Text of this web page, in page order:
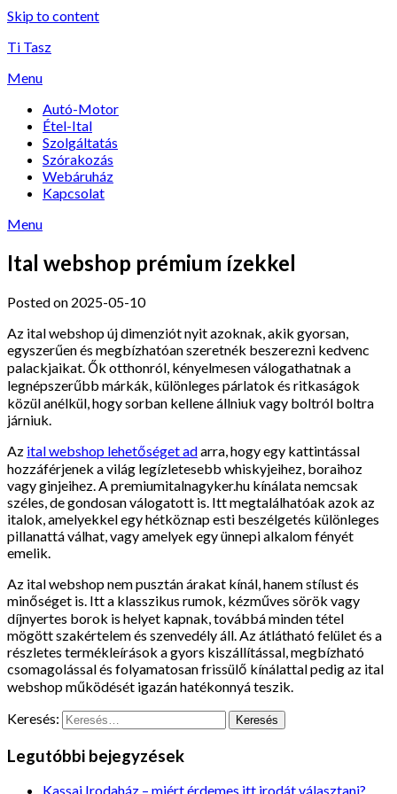
Skip to content
Ti Tasz
Menu
Autó-Motor
Étel-Ital
Szolgáltatás
Szórakozás
Webáruház
Kapcsolat
Menu
Ital webshop prémium ízekkel
Posted on 2025-05-10
Az ital webshop új dimenziót nyit azoknak, akik gyorsan,
egyszerűen és megbízhatóan szeretnék beszerezni kedvenc
palackjaikat. Ők otthonról, kényelmesen válogathatnak a
legnépszerűbb márkák, különleges párlatok és ritkaságok
közül anélkül, hogy sorban kellene állniuk vagy boltról boltra
járniuk.
Az ital webshop lehetőséget adarra, hogy egy kattintással
hozzáférjenek a világ legízletesebb whiskyjeihez, boraihoz
vagy ginjeihez. A premiumitalnagyker.hu kínálata nemcsak
széles, de gondosan válogatott is. Itt megtalálhatóak azok az
italok, amelyekkel egy hétköznap esti beszélgetés különleges
pillanattá válhat, vagy amelyek egy ünnepi alkalom fényét
emelik.
Az ital webshop nem pusztán árakat kínál, hanem stílust és
minőséget is. Itt a klasszikus rumok, kézműves sörök vagy
díjnyertes borok is helyet kapnak, továbbá minden tétel
mögött szakértelem és szenvedély áll. Az átlátható felület és a
részletes termékleírások a gyors kiszállítással, megbízható
csomagolással és folyamatosan frissülő kínálattal pedig az ital
webshop működését igazán hatékonnyá teszik.
Keresés:
Legutóbbi bejegyzések
Kassai Irodaház – miért érdemes itt irodát választani?